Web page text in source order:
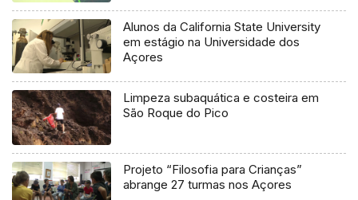
Alunos da California State University
em estágio na Universidade dos
Açores
Limpeza subaquática e costeira em
São Roque do Pico
Projeto “Filosofia para Crianças”
abrange 27 turmas nos Açores